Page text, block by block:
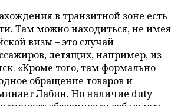
в транзитной зоне есть
Там можно находиться, не имея
визы – это случай
летящих, например, из
«Кроме того, там формально
обращение товаров и
Лабин. Но наличие duty